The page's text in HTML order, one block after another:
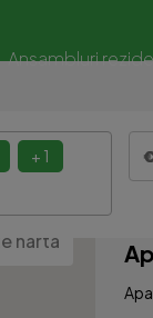
Ansambluri
+ 1
harta